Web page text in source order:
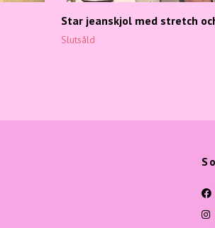
Star jeanskjol med stretch
Slutsåld